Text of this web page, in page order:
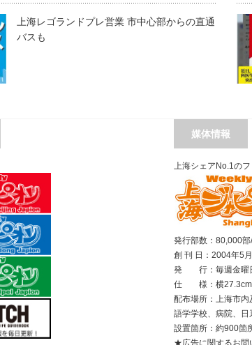
上海レゴランドプレ営業 市中心部からの直通
バスも
媒体情報
上海シェアNo.1の
発行部数：80,000
創 刊 日：2004年5月
発 行：毎週金曜
仕 様：横
配布場所：上海市
語学学校、病院、
設置箇所：約900箇